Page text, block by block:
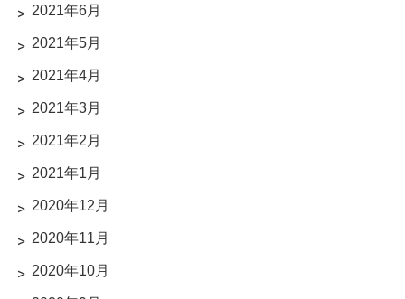
2021年6月
2021年5月
2021年4月
2021年3月
2021年2月
2021年1月
2020年12月
2020年11月
2020年10月